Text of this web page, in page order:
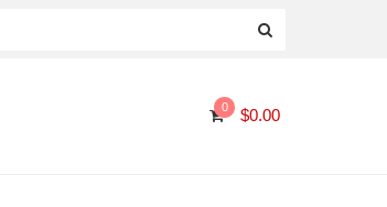
0 $0.00